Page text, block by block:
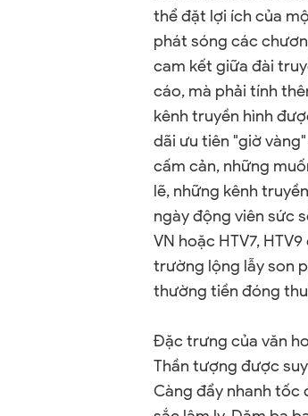
thể đặt lợi ích của
phát sóng các
cam kết giữa đài
cáo, mà phải tính
kênh truyền hình
dãi ưu tiên "giờ
cấm cản, những
lẽ, những kênh
ngày động viên sức
VN hoặc HTV7,
trường lộng lẫy son
thường tiền đóng
Đặc trưng của văn
Thần tượng được
Càng đẩy nhanh tốc